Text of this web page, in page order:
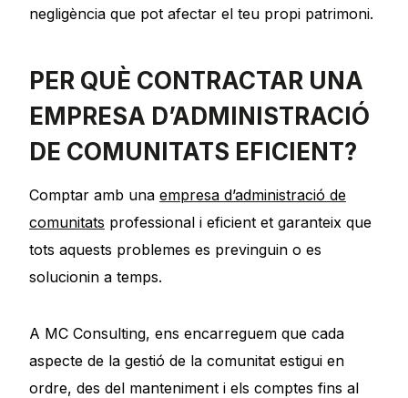
negligència que pot afectar el teu propi patrimoni.
PER QUÈ CONTRACTAR UNA
EMPRESA D’ADMINISTRACIÓ
DE COMUNITATS EFICIENT?
Comptar amb una empresa d’administració de
comunitats professional i eficient et garanteix que
tots aquests problemes es previnguin o es
solucionin a temps.
A MC Consulting, ens encarreguem que cada
aspecte de la gestió de la comunitat estigui en
ordre, des del manteniment i els comptes fins al